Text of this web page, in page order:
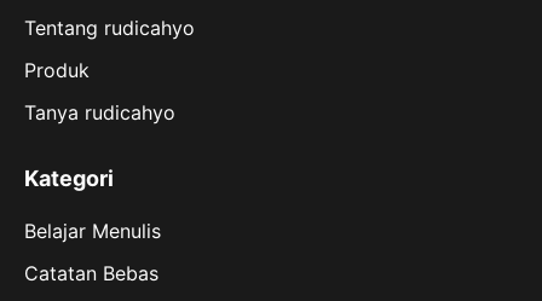
Tentang rudicahyo
Produk
Tanya rudicahyo
Kategori
Belajar Menulis
Catatan Bebas